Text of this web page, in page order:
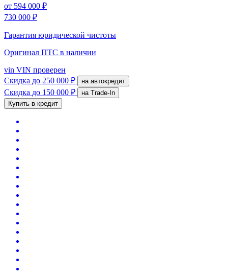
от 594 000 ₽
730 000 ₽
Гарантия юридической чистоты
Оригинал ПТС в наличии
vin VIN проверен
Скидка до 250 000 ₽ на автокредит
Скидка до 150 000 ₽
на Trade-In
Купить в кредит